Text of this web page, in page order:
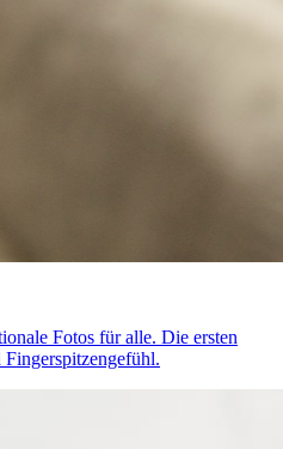
Fotos für alle. Die ersten
Fingerspitzengefühl.